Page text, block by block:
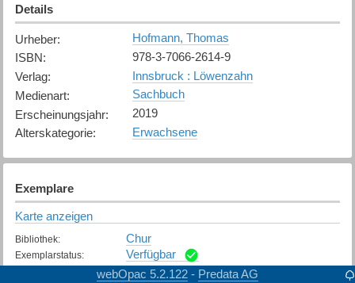
Details
Urheber:
Hofmann, Thomas
ISBN:
978-3-7066-2614-9
Verlag:
Innsbruck : Löwenzahn
Medienart:
Sachbuch
Erscheinungsjahr:
2019
Alterskategorie: Erwachsene
Exemplare
Karte anzeigen
Bibliothek: Chur
Exemplarstatus:
Verfügbar
webOpac 5.2.122 - Predata AG